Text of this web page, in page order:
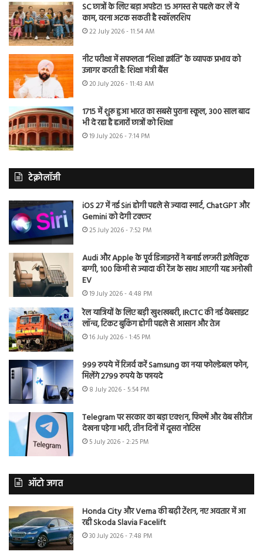
SC छात्रों के लिए बड़ा अपडेट! 15 अगस्त से पहले कर लें ये
काम, वरना अटक सकती है स्कॉलरशिप
22 July 2026 - 11:54 AM
नीट परीक्षा में सफलता “शिक्षा क्रांति” के व्यापक प्रभाव को
उजागर करती है: शिक्षा मंत्री बैंस
20 July 2026 - 11:43 AM
1715 में शुरू हुआ भारत का सबसे पुराना स्कूल, 300 साल बाद
भी दे रहा है हजारों छात्रों को शिक्षा
19 July 2026 - 7:14 PM
टेक्नोलॉजी
iOS 27 में नई Siri होगी पहले से ज्यादा स्मार्ट, ChatGPT और
Gemini को देगी टक्कर
25 July 2026 - 7:52 PM
Audi और Apple के पूर्व डिजाइनरों ने बनाई लग्जरी इलेक्ट्रिक
बग्गी, 100 किमी से ज्यादा की रेंज के साथ आएगी यह अनोखी
EV
19 July 2026 - 4:48 PM
रेल यात्रियों के लिए बड़ी खुशखबरी, IRCTC की नई वेबसाइट
लॉन्च, टिकट बुकिंग होगी पहले से आसान और तेज
16 July 2026 - 1:45 PM
999 रुपये में रिजर्व करें Samsung का नया फोल्डेबल फोन,
मिलेंगे 2799 रुपये के फायदे
8 July 2026 - 5:54 PM
Telegram पर सरकार का बड़ा एक्शन, फिल्में और वेब सीरीज
देखना पड़ेगा भारी, तीन दिनों में दूसरा नोटिस
5 July 2026 - 2:25 PM
ऑटो जगत
Honda City और Verna की बढ़ी टेंशन, नए अवतार में आ
रही Skoda Slavia Facelift
30 July 2026 - 7:48 PM